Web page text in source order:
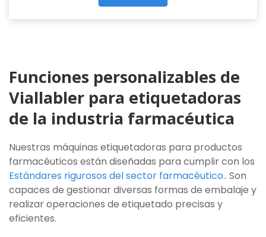
Funciones personalizables de
Viallabler para etiquetadoras
de la industria farmacéutica
Nuestras máquinas etiquetadoras para productos
farmacéuticos están diseñadas para cumplir con los
Estándares rigurosos del sector farmacéutico.. Son
capaces de gestionar diversas formas de embalaje y
realizar operaciones de etiquetado precisas y
eficientes.